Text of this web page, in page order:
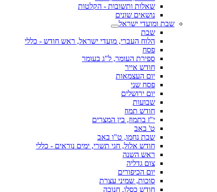
שאלות ותשובות - הקלטות
נושאים שונים
שבת ומועדי ישראל
שבת
הלוח העברי, מועדי ישראל, ראש חודש - כללי
פסח
ספירת העומר, ל"ג בעומר
חודש אייר
יום העצמאות
פסח שני
יום ירושלים
שבועות
חודש תמוז
י"ז בתמוז, בין המצרים
ט' באב
שבת נחמו, ט"ו באב
חודש אלול, חגי תשרי, ימים נוראים - כללי
ראש השנה
צום גדליה
יום הכיפורים
סוכות, שמיני עצרת
חודש כסלו, חנוכה